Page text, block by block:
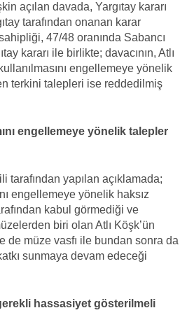
açılan davada, Yargıtay kararı
tarafından onanan karar
47/48 oranında Sabancı
kararı ile birlikte; davacının, Atlı
engellemeye yönelik
terkini talepleri ise reddedilmiş
engellemeye yönelik talepler
tarafından yapılan açıklamada;
engellemeye yönelik haksız
kabul görmediği ve
biri olan Atlı Köşk’ün
de müze vasfı ile bundan sonra da
sunmaya devam edeceği
hassasiyet gösterilmeli